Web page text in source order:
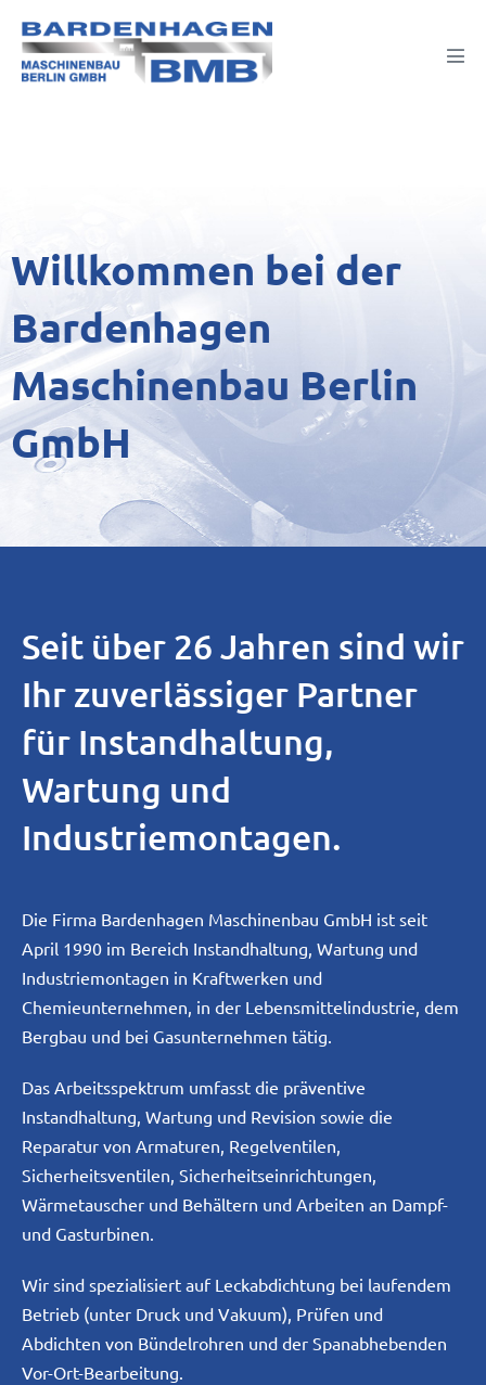
Willkommen bei der
Bardenhagen
Maschinenbau Berlin
GmbH
Seit über 26 Jahren sind wir
Ihr zuverlässiger Partner
für Instandhaltung,
Wartung und
Industriemontagen.
Die Firma Bardenhagen Maschinenbau GmbH ist seit
April 1990 im Bereich Instandhaltung, Wartung und
Industriemontagen in Kraftwerken und
Chemieunternehmen, in der Lebensmittelindustrie, dem
Bergbau und bei Gasunternehmen tätig.
Das Arbeitsspektrum umfasst die präventive
Instandhaltung, Wartung und Revision sowie die
Reparatur von Armaturen, Regelventilen,
Sicherheitsventilen, Sicherheitseinrichtungen,
Wärmetauscher und Behältern und Arbeiten an Dampf-
und Gasturbinen.
Wir sind spezialisiert auf Leckabdichtung bei laufendem
Betrieb (unter Druck und Vakuum), Prüfen und
Abdichten von Bündelrohren und der Spanabhebenden
Vor-Ort-Bearbeitung.